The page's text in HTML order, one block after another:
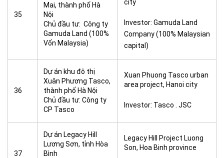
35
Mai, thành phố Hà
Nội
Chủ đầu tư: Công ty
Gamuda Land (100%
Vốn Malaysia)
city
Investor: Gamuda Land
Company (100% Malaysian
capital)
36
Dự án khu đô thị
Xuân Phương Tasco,
thành phố Hà Nội
Chủ đầu tư: Công ty
CP Tasco
Xuan Phuong Tasco urban
area project, Hanoi city
Investor: Tasco . JSC
37
Dự án Legacy Hill
Lương Sơn, tỉnh Hòa
Bình
Legacy Hill Project Luong
Son, Hoa Binh province